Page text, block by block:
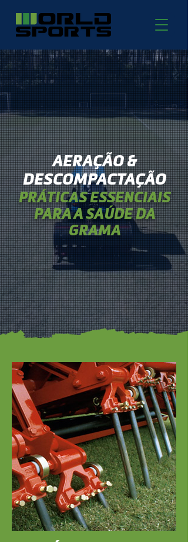
AERAÇÃO &
DESCOMPACTAÇÃO
PRÁTICAS ESSENCIAIS
PARA A SAÚDE DA
GRAMA